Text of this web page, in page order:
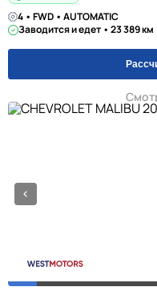
4 • FWD • AUTOMATIC
Заводится и едет • 23 389 км